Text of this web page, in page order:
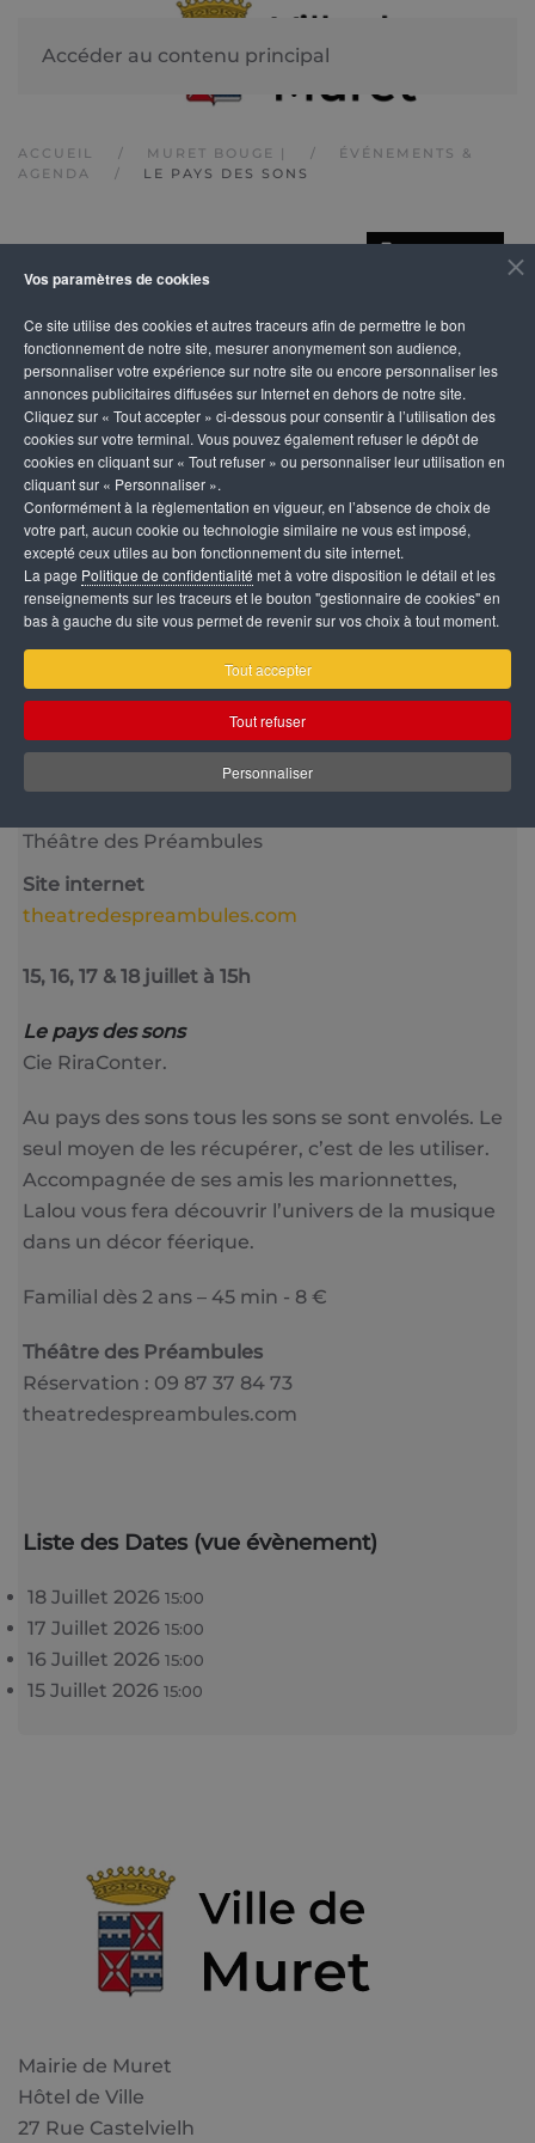
Vos paramètres de cookies
Ce site utilise des cookies et autres traceurs afin de permettre le bon
fonctionnement de notre site, mesurer anonymement son audience,
personnaliser votre expérience sur notre site ou encore personnaliser les
annonces publicitaires diffusées sur Internet en dehors de notre site.
Cliquez sur « Tout accepter » ci-dessous pour consentir à l’utilisation des
cookies sur votre terminal. Vous pouvez également refuser le dépôt de
cookies en cliquant sur « Tout refuser » ou personnaliser leur utilisation en
cliquant sur « Personnaliser ».
Conformément à la règlementation en vigueur, en l’absence de choix de
votre part, aucun cookie ou technologie similaire ne vous est imposé,
excepté ceux utiles au bon fonctionnement du site internet.
La page Politique de confidentialité met à votre disposition le détail et les
renseignements sur les traceurs et le bouton "gestionnaire de cookies" en
bas à gauche du site vous permet de revenir sur vos choix à tout moment.
Tout accepter
Tout refuser
Personnaliser
Accéder au contenu principal
ACCUEIL MURET BOUGE |
ÉVÉNEMENTS &
AGENDA
LE PAYS DES SONS
Le pays des sons
Jeune Public
Date
Théâtre des Préambules
Site internet
theatredespreambules.com
15, 16, 17 & 18 juillet à 15h
Le pays des sons
Cie RiraConter.
Au pays des sons tous les sons se sont envolés. Le
seul moyen de les récupérer, c’est de les utiliser.
Accompagnée de ses amis les marionnettes,
Lalou vous fera découvrir l’univers de la musique
dans un décor féerique.
Familial dès 2 ans – 45 min - 8 €
Théâtre des Préambules
Réservation : 09 87 37 84 73
theatredespreambules.com
Liste des Dates (vue évènement)
18 Juillet 202615:00
17 Juillet 202615:00
16 Juillet 202615:00
15 Juillet 202615:00
Mairie de Muret
Hôtel de Ville
27 Rue Castelvielh